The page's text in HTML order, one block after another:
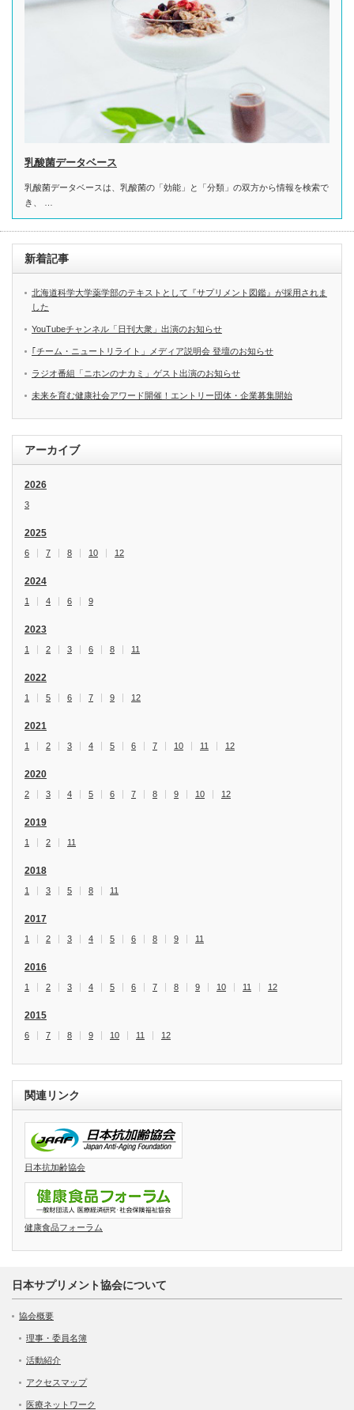
乳酸菌データベース
乳酸菌データベースは、乳酸菌の「効能」と「分類」の双方から情報を検索で
き、 …
新着記事
北海道科学大学薬学部のテキストとして『サプリメント図鑑』が採用されま
した
YouTubeチャンネル「日刊大衆」出演のお知らせ
｢チーム・ニュートリライト」メディア説明会 登壇のお知らせ
ラジオ番組「ニホンのナカミ」ゲスト出演のお知らせ
未来を育む健康社会アワード開催！エントリー団体・企業募集開始
アーカイブ
2026
3
2025
6 7 8 10 12
2024
1 4 6 9
2023
1 2 3 6 8 11
2022
1 5 6 7 9 12
2021
1 2 3 4 5 6 7 10 11 12
2020
2 3 4 5 6 7 8 9 10 12
2019
1 2 11
2018
1 3 5 8 11
2017
1 2 3 4 5 6 8 9 11
2016
1 2 3 4 5 6 7 8 9 10 11 12
2015
6 7 8 9 10 11 12
関連リンク
日本抗加齢協会
健康食品フォーラム
日本サプリメント協会について
協会概要
理事・委員名簿
活動紹介
アクセスマップ
医療ネットワーク